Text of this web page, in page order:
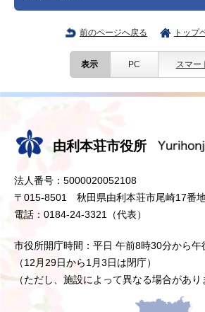
前のページへ戻る トップ
表示 PC スマー
由利本荘市役所
法人番号：5000020052108
〒015-8501 秋田県由利本荘市尾崎17番
電話：0184-24-3321（代表）
市役所開庁時間：平日 午前8時30分から午
（12月29日から1月3日は閉庁）
（ただし、施設によって異なる場合があり